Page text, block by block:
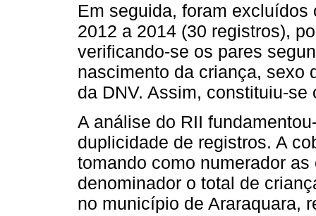
Em seguida, foram
2012 a 2014 (30 registros),
verificando-se os pares
nascimento da criança, sexo
da DNV. Assim, constituiu-
A análise do RII
duplicidade de registros. A
tomando como numerador
denominador o total de
no município de Araraquara,